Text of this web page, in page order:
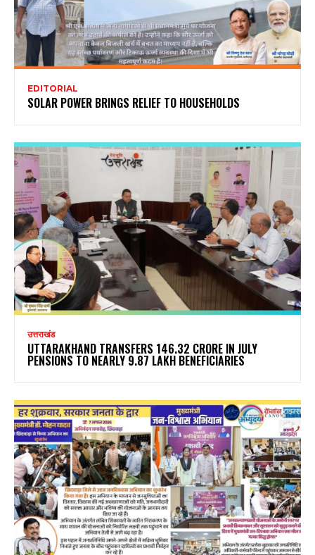
EDITORIAL
SOLAR POWER BRINGS RELIEF TO HOUSEHOLDS
उत्तराखंड
UTTARAKHAND TRANSFERS ₹146.32 CRORE IN JULY
PENSIONS TO NEARLY 9.87 LAKH BENEFICIARIES